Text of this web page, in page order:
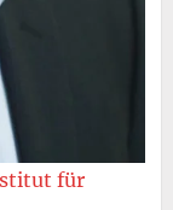
für